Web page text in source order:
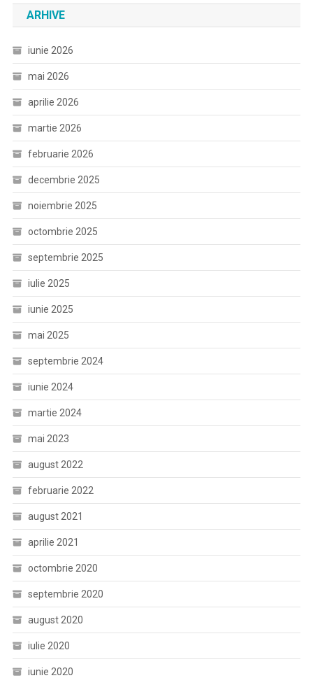
ARHIVE
iunie 2026
mai 2026
aprilie 2026
martie 2026
februarie 2026
decembrie 2025
noiembrie 2025
octombrie 2025
septembrie 2025
iulie 2025
iunie 2025
mai 2025
septembrie 2024
iunie 2024
martie 2024
mai 2023
august 2022
februarie 2022
august 2021
aprilie 2021
octombrie 2020
septembrie 2020
august 2020
iulie 2020
iunie 2020